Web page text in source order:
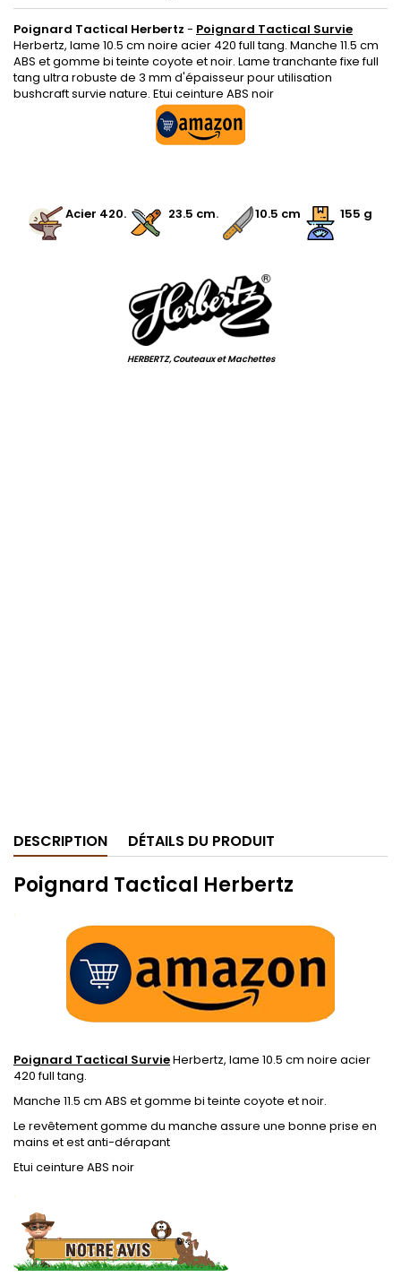
Poignard Tactical Herbertz - Poignard Tactical Survie
Herbertz, lame 10.5 cm noire acier 420 full tang. Manche 11.5 cm
ABS et gomme bi teinte coyote et noir. Lame tranchante fixe full
tang ultra robuste de 3 mm d'épaisseur pour utilisation
bushcraft survie nature. Etui ceinture ABS noir
Acier 420. 23.5 cm. 10.5 cm 155 g
HERBERTZ, Couteaux et Machettes
DESCRIPTION DÉTAILS DU PRODUIT
Poignard Tactical Herbertz
.
Poignard Tactical SurvieHerbertz, lame 10.5 cm noire acier
420 full tang.
Manche 11.5 cm ABS et gomme bi teinte coyote et noir.
Le revêtement gomme du manche assure une bonne prise en
mains et est anti-dérapant
Etui ceinture ABS noir
.